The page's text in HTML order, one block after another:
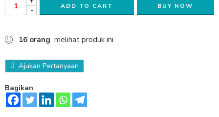
-
ADD TO CART BUY NOW
16 orang melihat produk ini.
Ajukan Pertanyaan
Bagikan